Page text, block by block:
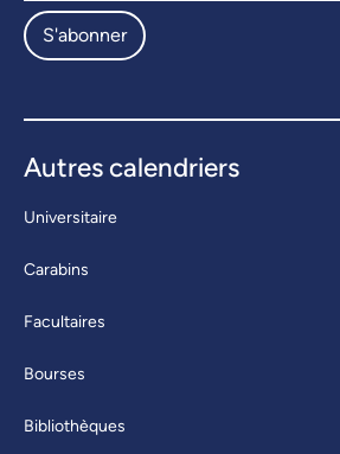
S'abonner
Autres calendriers
Universitaire
Carabins
Facultaires
Bourses
Bibliothèques